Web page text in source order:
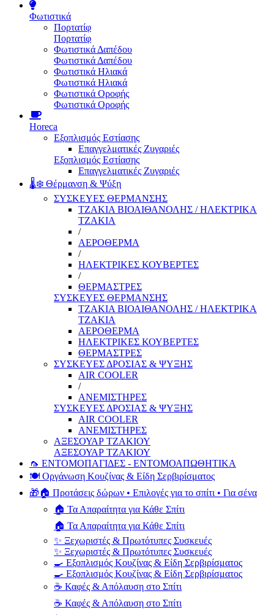
Φωτιστικά
Πορτατίφ
Πορτατίφ
Φωτιστικά Δαπέδου
Φωτιστικά Δαπέδου
Φωτιστικά Ηλιακά
Φωτιστικά Ηλιακά
Φωτιστικά Οροφής
Φωτιστικά Οροφής
Horeca
Εξοπλισμός Εστίασης
Επαγγελματικές Ζυγαριές
Εξοπλισμός Εστίασης
Επαγγελματικές Ζυγαριές
🌡️❄️ Θέρμανση & Ψύξη
ΣΥΣΚΕΥΕΣ ΘΕΡΜΑΝΣΗΣ
ΤΖΑΚΙΑ ΒΙΟΑΙΘΑΝΟΛΗΣ / ΗΛΕΚΤΡΙΚΑ
ΤΖΑΚΙΑ
/
ΑΕΡΟΘΕΡΜΑ
/
ΗΛΕΚΤΡΙΚΕΣ ΚΟΥΒΕΡΤΕΣ
/
ΘΕΡΜΑΣΤΡΕΣ
ΣΥΣΚΕΥΕΣ ΘΕΡΜΑΝΣΗΣ
ΤΖΑΚΙΑ ΒΙΟΑΙΘΑΝΟΛΗΣ / ΗΛΕΚΤΡΙΚΑ
ΤΖΑΚΙΑ
ΑΕΡΟΘΕΡΜΑ
ΗΛΕΚΤΡΙΚΕΣ ΚΟΥΒΕΡΤΕΣ
ΘΕΡΜΑΣΤΡΕΣ
ΣΥΣΚΕΥΕΣ ΔΡΟΣΙΑΣ & ΨΥΞΗΣ
AIR COOLER
/
ΑΝΕΜΙΣΤΗΡΕΣ
ΣΥΣΚΕΥΕΣ ΔΡΟΣΙΑΣ & ΨΥΞΗΣ
AIR COOLER
ΑΝΕΜΙΣΤΗΡΕΣ
ΑΞΕΣΟΥΑΡ ΤΖΑΚΙΟΥ
ΑΞΕΣΟΥΑΡ ΤΖΑΚΙΟΥ
🦟 ΕΝΤΟΜΟΠΑΓΙΔΕΣ - ΕΝΤΟΜΟΑΠΩΘΗΤΙΚΑ
🍽️ Οργάνωση Κουζίνας & Είδη Σερβιρίσματος
🎁🏠 Προτάσεις δώρων • Επιλογές για το σπίτι • Για σένα
🏠 Τα Απαραίτητα για Κάθε Σπίτι
🏠 Τα Απαραίτητα για Κάθε Σπίτι
✨ Ξεχωριστές & Πρωτότυπες Συσκευές
✨ Ξεχωριστές & Πρωτότυπες Συσκευές
🍳 Εξοπλισμός Κουζίνας & Είδη Σερβιρίσματος
🍳 Εξοπλισμός Κουζίνας & Είδη Σερβιρίσματος
☕ Καφές & Απόλαυση στο Σπίτι
☕ Καφές & Απόλαυση στο Σπίτι